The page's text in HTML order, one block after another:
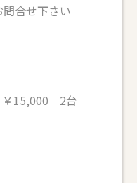
合せ下さい
￥15,000 2台